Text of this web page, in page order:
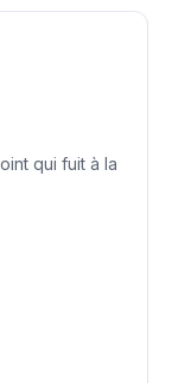
qui fuit à la